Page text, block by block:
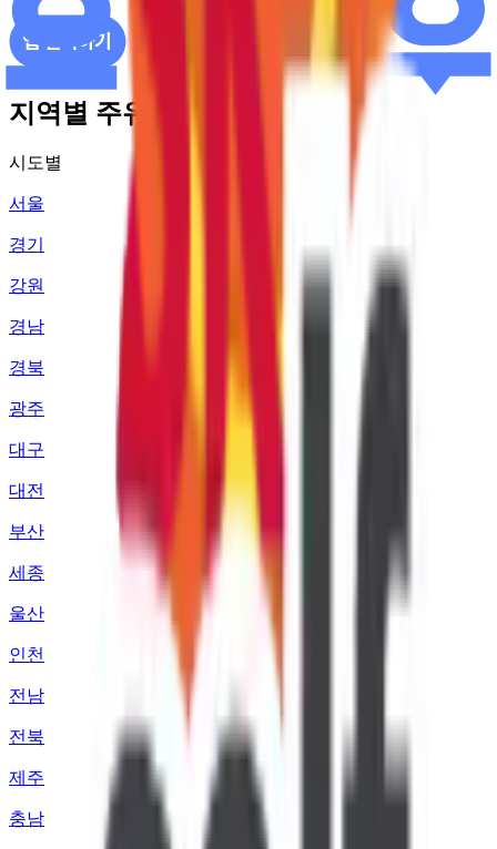
지역별 주유소 가격 정보
시도별
서울
경기
강원
경남
경북
광주
대구
대전
부산
세종
울산
인천
전남
전북
제주
충남